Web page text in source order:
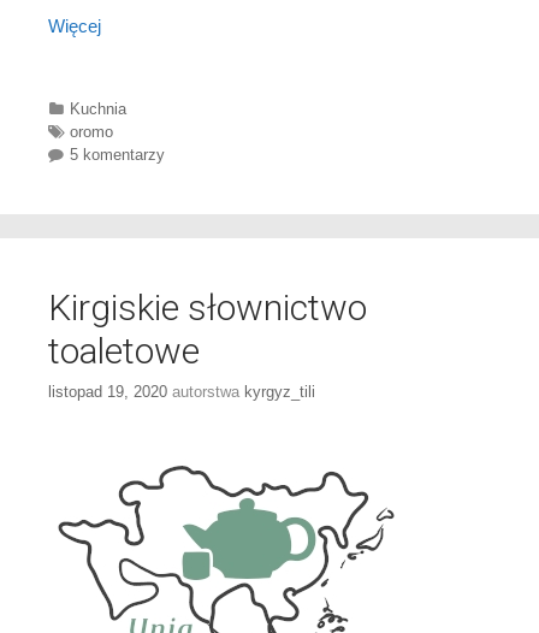
Więcej
Categories
Kuchnia
Tags
oromo
5 komentarzy
Kirgiskie słownictwo
toaletowe
listopad 19, 2020 autorstwa kyrgyz_tili